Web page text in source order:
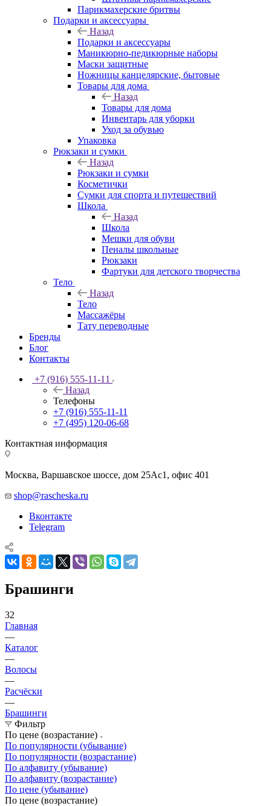
Парикмахерские бритвы
Подарки и аксессуары
Назад
Подарки и аксессуары
Маникюрно-педикюрные наборы
Маски защитные
Ножницы канцелярские, бытовые
Товары для дома
Назад
Товары для дома
Инвентарь для уборки
Уход за обувью
Упаковка
Рюкзаки и сумки
Назад
Рюкзаки и сумки
Косметички
Сумки для спорта и путешествий
Школа
Назад
Школа
Мешки для обуви
Пеналы школьные
Рюкзаки
Фартуки для детского творчества
Тело
Назад
Тело
Массажёры
Тату переводные
Бренды
Блог
Контакты
+7 (916) 555-11-11
Назад
Телефоны
+7 (916) 555-11-11
+7 (495) 120-06-68
Контактная информация
Москва, Варшавское шоссе, дом 25Аc1, офис 401
shop@rascheska.ru
Вконтакте
Telegram
Брашинги
32
Главная
—
Каталог
—
Волосы
—
Расчёски
—
Брашинги
Фильтр
По цене (возрастание)
По популярности (убывание)
По популярности (возрастание)
По алфавиту (убывание)
По алфавиту (возрастание)
По цене (убывание)
По цене (возрастание)